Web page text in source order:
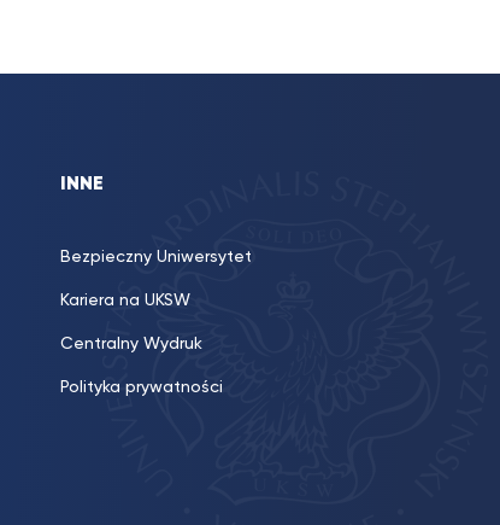
INNE
Bezpieczny Uniwersytet
Kariera na UKSW
Centralny Wydruk
Polityka prywatności